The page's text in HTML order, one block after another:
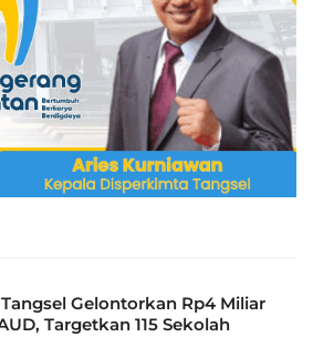
Gelontorkan Rp4 Miliar
Targetkan 115 Sekolah